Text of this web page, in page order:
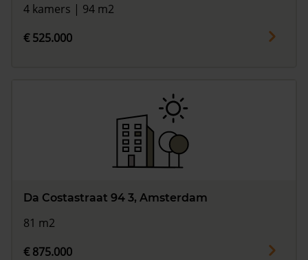
4 kamers | 94 m2
€ 525.000
Da Costastraat 94 3, Amsterdam
81 m2
€ 875.000